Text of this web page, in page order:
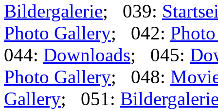
Bildergalerie; 039:
Photo Gallery; 042:
044: Downloads; 045:
Photo Gallery; 048:
Gallery; 051: